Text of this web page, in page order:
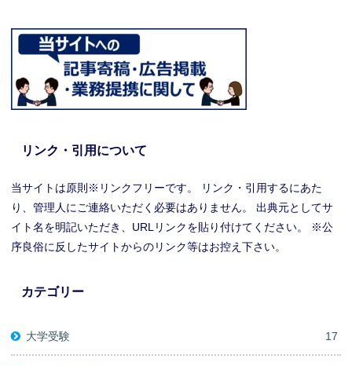
リンク・引用について
当サイトは原則※リンクフリーです。 リンク・引用するにあた
り、管理人にご連絡いただく必要はありません。 出典元としてサ
イト名を明記いただき、URLリンクを貼り付けてください。 ※公
序良俗に反したサイトからのリンク等はお控え下さい。
カテゴリー
大学受験 17